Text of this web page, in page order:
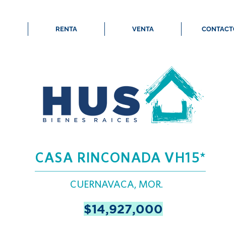
RENTA VENTA
CASA RINCONADA VH15*
CUERNAVACA, MOR.
$14,927,000